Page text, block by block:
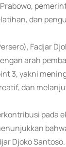
dan
Fadjar
arah
3, yakni
dan
pada
Djoko